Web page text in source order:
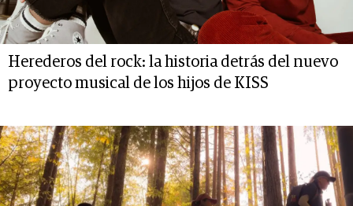
Herederos del rock: la historia detrás del nuevo
proyecto musical de los hijos de KISS